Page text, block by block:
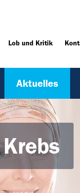
Lob und Kritik
Aktuelles